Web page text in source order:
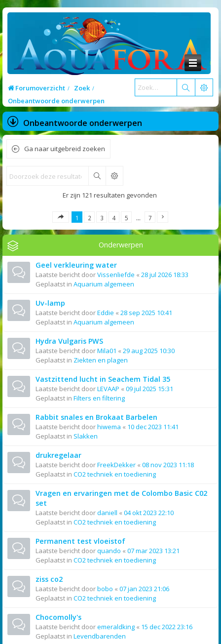
Forumoverzicht
Zoek
Onbeantwoorde onderwerpen
Onbeantwoorde onderwerpen
Ga naar uitgebreid zoeken
Zoek
Er zijn 121 resultaten gevonden
1 2 3 4 5 … 7
Onderwerpen
Geel verkleuring water
Laatste bericht doorVissenliefde « 28 jul 2026 18:33
Geplaatst in Aquarium algemeen
Uv-lamp
Laatste bericht doorEddie « 28 sep 2025 10:41
Geplaatst in Aquarium algemeen
Hydra Vulgaris PWS
Laatste bericht doorMila01 « 29 aug 2025 10:30
Geplaatst in Ziekten en plagen
Vastzittend lucht in Seachem Tidal 35
Laatste bericht doorLEVAAP « 09 jul 2025 15:31
Geplaatst in Filters en filtering
Rabbit snales en Brokaat Barbelen
Laatste bericht doorhiwema « 10 dec 2023 11:41
Geplaatst in Slakken
drukregelaar
Laatste bericht doorFreekDekker « 08 nov 2023 11:18
Geplaatst in CO2 techniek en toediening
Vragen en ervaringen met de Colombo Basic C02
set
Laatste bericht doordaniell « 04 okt 2023 22:10
Geplaatst in CO2 techniek en toediening
Permanent test vloeistof
Laatste bericht doorquando « 07 mar 2023 13:21
Geplaatst in CO2 techniek en toediening
ziss co2
Laatste bericht doorbobo « 07 jan 2023 21:06
Geplaatst in CO2 techniek en toediening
Chocomolly's
Laatste bericht dooremeraldking « 15 dec 2022 23:16
Geplaatst in Levendbarenden